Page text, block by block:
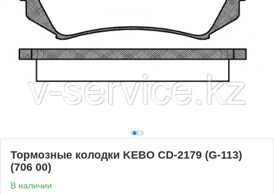
Тормозные колодки KEBO CD-2179 (G-113)
(706 00)
В наличии